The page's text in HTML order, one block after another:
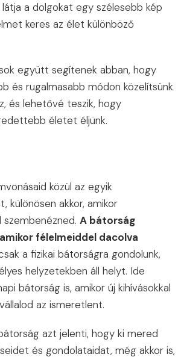
a dolgokat egy szélesebb kép
keres az élet különböző
együtt segítenek abban, hogy
és rugalmasabb módon közelítsünk
és lehetővé teszik, hogy
életet éljünk.
közül az egyik
különösen akkor, amikor
szembenézned. A bátorság
félelmeiddel dacolva
a fizikai bátorságra gondolunk,
helyzetekben áll helyt. Ide
bátorság is, amikor új kihívásokkal
az ismeretlent.
azt jelenti, hogy ki mered
és gondolataidat, még akkor is,